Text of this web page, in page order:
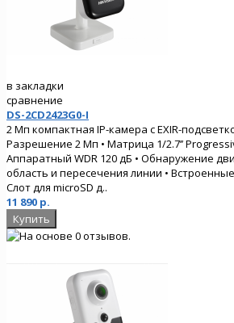
в закладки
сравнение
DS-2CD2423G0-I
2 Мп компактная IP-камера с EXIR-
Разрешение 2 Мп • Матрица 1/2.7’’
Аппаратный WDR 120 дБ • Обнаружение
область и пересечения линии •
Слот для microSD д..
11 890 р.